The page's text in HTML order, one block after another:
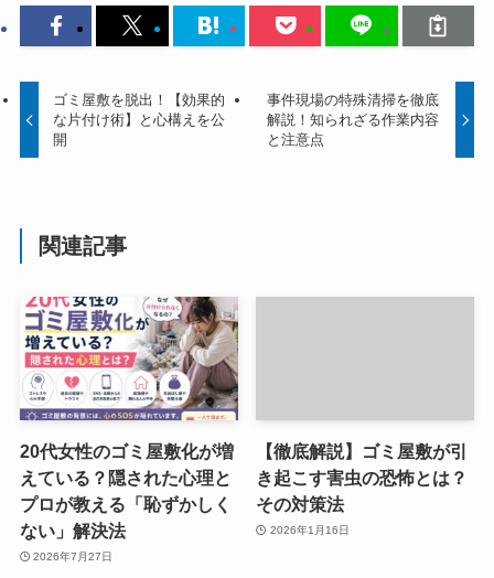
ゴミ屋敷を脱出！【効果的
な片付け術】と心構えを公
開
事件現場の特殊清掃を徹底
解説！知られざる作業内容
と注意点
関連記事
20代女性のゴミ屋敷化が増
えている？隠された心理と
プロが教える「恥ずかしく
ない」解決法
2026年7月27日
【徹底解説】ゴミ屋敷が引
き起こす害虫の恐怖とは？
その対策法
2026年1月16日